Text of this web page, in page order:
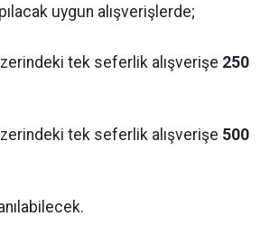
uygun alışverişlerde;
tek seferlik alışverişe 250
tek seferlik alışverişe 500